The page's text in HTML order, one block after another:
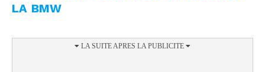
LA BMW